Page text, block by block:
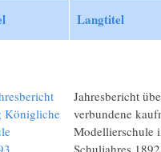
Langtitel
Königliche
Jahresbericht
verbundene
Modellierschule
Schuljahres